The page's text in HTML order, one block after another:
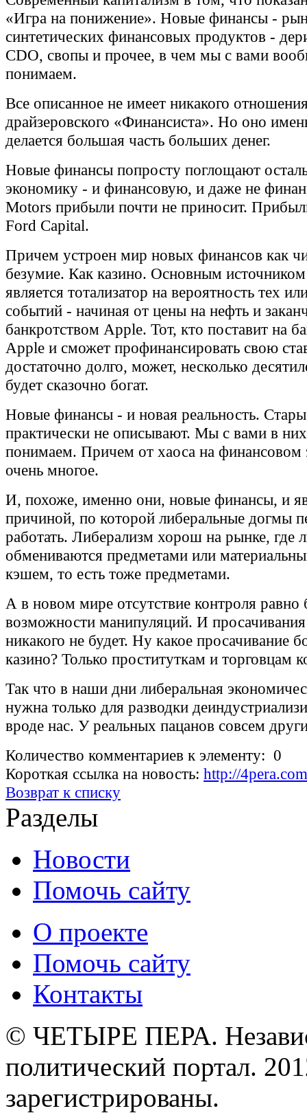
«Игра на понижение». Новые финансы -
синтетических финансовых продуктов -
CDO, свопы и прочее, в чем мы с вами
понимаем.
Все описанное не имеет никакого
драйзеровского «Финансиста». Но оно
делается большая часть больших денег.
Новые финансы попросту поглощают
экономику - и финансовую, и даже не
Motors прибыли почти не приносит.
Ford Capital.
Причем устроен мир новых финансов как
безумие. Как казино. Основным
является тотализатор на вероятность тех
событий - начиная от цены на нефть и
банкротством Apple. Тот, кто поставит на
Apple и сможет профинансировать свою
достаточно долго, может, несколько
будет сказочно богат.
Новые финансы - и новая реальность.
практически не описывают. Мы с вами в
понимаем. Причем от хаоса на финансовом
очень многое.
И, похоже, именно они, новые финансы, и
причиной, по которой либеральные догмы
работать. Либерализм хорош на рынке, где
обмениваются предметами или
кэшем, то есть тоже предметами.
А в новом мире отсутствие контроля равно
возможности манипуляций. И
никакого не будет. Ну какое просачивание
казино? Только проституткам и торговцам
Так что в наши дни либеральная
нужна только для разводки
вроде нас. У реальных пацанов совсем
Количество комментариев к элементу: 0
Короткая ссылка на новость: http://
Возврат к списку
Разделы
Новости
Помочь сайту
О проекте
Помочь сайту
Контакты
© ЧЕТЫРЕ ПЕРА.
политический портал.
зарегистрированы.